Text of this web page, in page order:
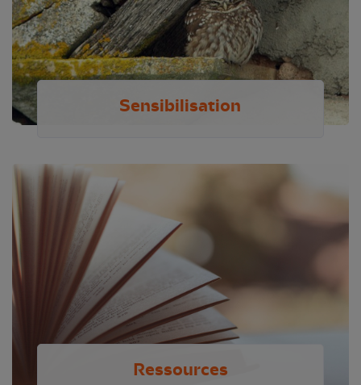
Sensibilisation
Ressources